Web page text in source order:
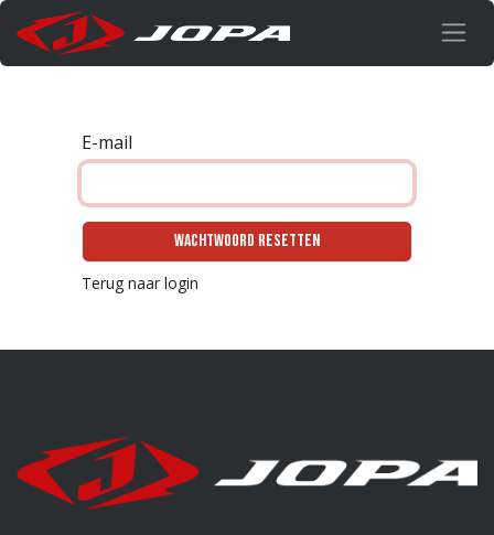
Overslaan naar inhoud
E-mail
Wachtwoord resetten
Terug naar login